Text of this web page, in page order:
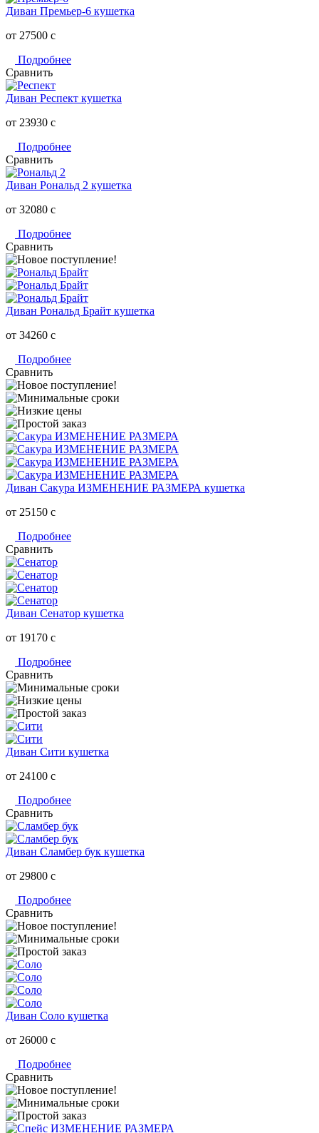
Диван Премьер-6 кушетка
от 27500 c
Подробнее
Сравнить
Диван Респект кушетка
от 23930 c
Подробнее
Сравнить
Диван Рональд 2 кушетка
от 32080 c
Подробнее
Сравнить
Диван Рональд Брайт кушетка
от 34260 c
Подробнее
Сравнить
Диван Сакура ИЗМЕНЕНИЕ РАЗМЕРА кушетка
от 25150 c
Подробнее
Сравнить
Диван Сенатор кушетка
от 19170 c
Подробнее
Сравнить
Диван Сити кушетка
от 24100 c
Подробнее
Сравнить
Диван Сламбер бук кушетка
от 29800 c
Подробнее
Сравнить
Диван Соло кушетка
от 26000 c
Подробнее
Сравнить